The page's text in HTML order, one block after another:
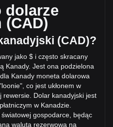
o podaż w obiegu
ostatnich 24 godzin
się o -17.71%
dzień handlu, wolumen
na Bitget
dolarze
(CAD)
(CAD)?
jako $ i często skracany
Kanady. Jest ona podzielona
Kanady moneta dolarowa
co jest ukłonem w
rewersie. Dolar kanadyjski jest
w Kanadzie.
gospodarce, będąc
walutą rezerwową na